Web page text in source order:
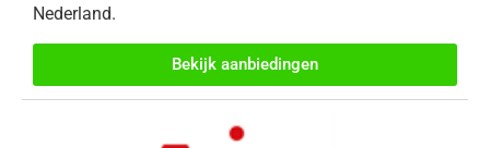
Nederland.
Bekijk aanbiedingen